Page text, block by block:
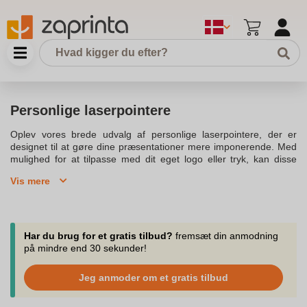
Personlige laserpointere
Oplev vores brede udvalg af personlige laserpointere, der er
designet til at gøre dine præsentationer mere imponerende. Med
mulighed for at tilpasse med dit eget logo eller tryk, kan disse
personlige præsentationer. Uanset om du vælger en klassisk rød
tilgængelige i forskellige farver, herunder sort og rød, og kan
leveres hurtigt til dig. Med mange års erfaring i branchen sikrer vi,
at du får det bedste produkt til den bedste pris. Vores sortiment
at bruge den som både en pen og en pointer. Spar tid og penge
ved at vælge vores produkter, der ofte er på lager og klar til hurtig
levering. Besøg vores website for at se vores komplette udvalg og
Vis mere
Har du brug for et gratis tilbud? fremsæt din anmodning
på mindre end 30 sekunder!
Jeg anmoder om et gratis tilbud